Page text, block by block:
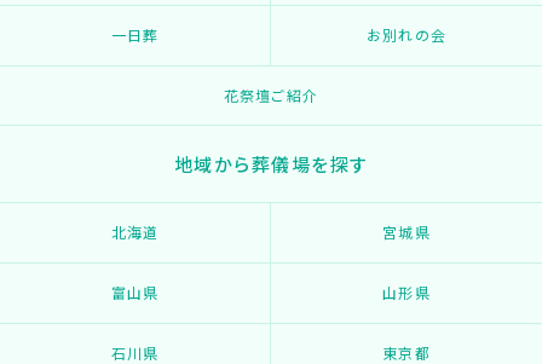
一日葬 お別れの会
花祭壇ご紹介
地域から葬儀場を探す
北海道 宮城県
富山県 山形県
石川県 東京都